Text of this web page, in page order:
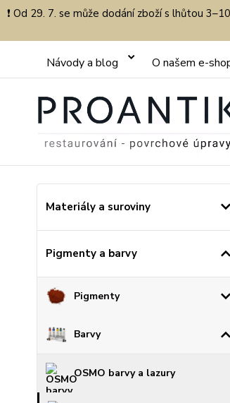
❗ Od 29. 7. se může dodání zboží s lhůtou
Návody a blog O našem e-
Materiály a suroviny
Pigmenty a barvy
Pigmenty
Barvy
OSMO barvy a lazury